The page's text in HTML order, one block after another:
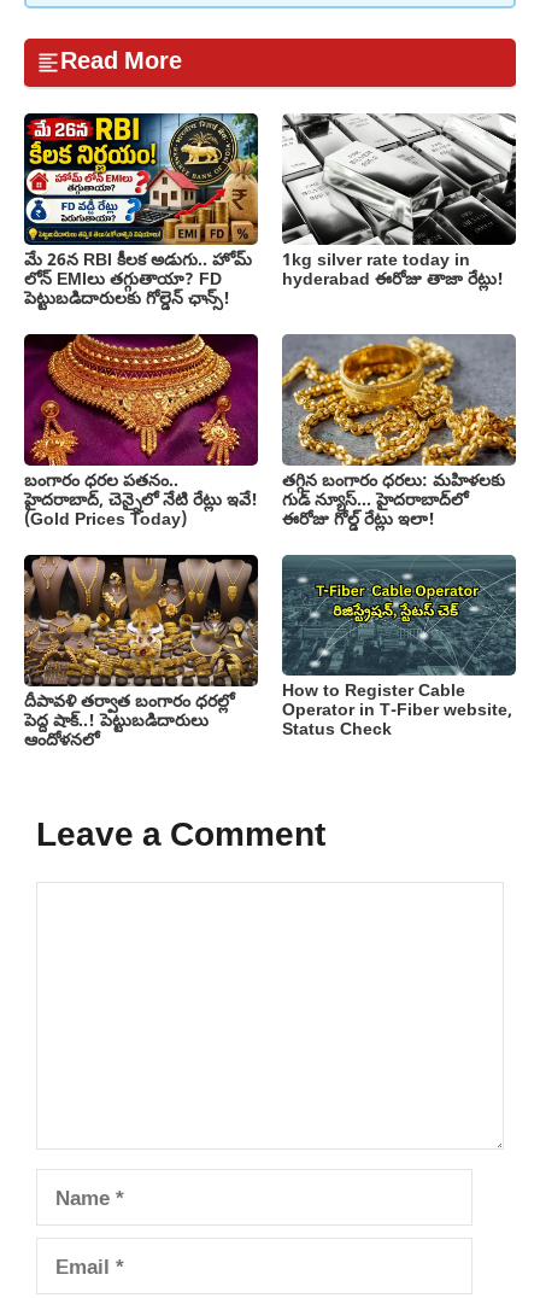
Read More
మే 26న RBI కీలక అడుగు.. హోమ్
లోన్ EMIలు తగ్గుతాయా? FD
పెట్టుబడిదారులకు గోల్డెన్ ఛాన్స్!
1kg silver rate today in
hyderabad ఈరోజు తాజా రేట్లు!
బంగారం ధరల పతనం..
హైదరాబాద్, చెన్నైలో నేటి రేట్లు ఇవే!
(Gold Prices Today)
తగ్గిన బంగారం ధరలు: మహిళలకు
గుడ్ న్యూస్… హైదరాబాద్‌లో
ఈరోజు గోల్డ్ రేట్లు ఇలా!
దీపావళి తర్వాత బంగారం ధరల్లో
పెద్ద షాక్..! పెట్టుబడిదారులు
ఆందోళనలో
How to Register Cable
Operator in T-Fiber website,
Status Check
Leave a Comment
Comment
Name
Email